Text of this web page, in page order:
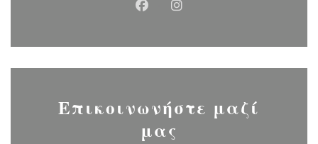
Facebook ((ανοίγει σε νέο
Instagram ((ανοίγει σε
Επικοινωνήστε μαζί
μας